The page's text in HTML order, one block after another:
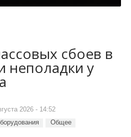
сбоев в
неполадки у
2026 - 14:52
Общее